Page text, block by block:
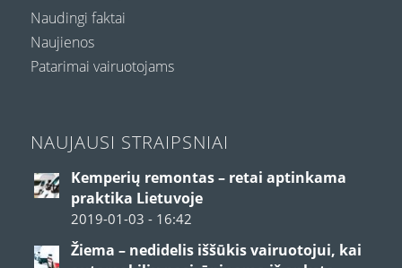
Naudingi faktai
Naujienos
Patarimai vairuotojams
NAUJAUSI STRAIPSNIAI
Kemperių remontas – retai aptinkama
praktika Lietuvoje
2019-01-03 - 16:42
Žiema – nedidelis iššūkis vairuotojui, kai